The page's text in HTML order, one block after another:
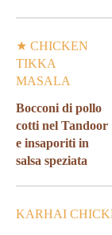
★ CHICKEN
TIKKA
MASALA
Bocconi di pollo
cotti nel Tandoor
e insaporiti in
KARHAI